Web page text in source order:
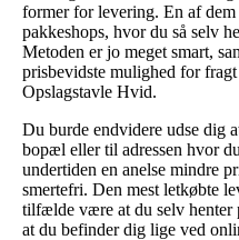
former for levering. En af
pakkeshops, hvor du så selv
Metoden er jo meget smart,
prisbevidste mulighed for
Opslagstavle Hvid.
Du burde endvidere udse dig
bopæl eller til adressen hvor
undertiden en anelse mindre
smertefri. Den mest letkøbte
tilfælde være at du selv henter
at du befinder dig lige ved